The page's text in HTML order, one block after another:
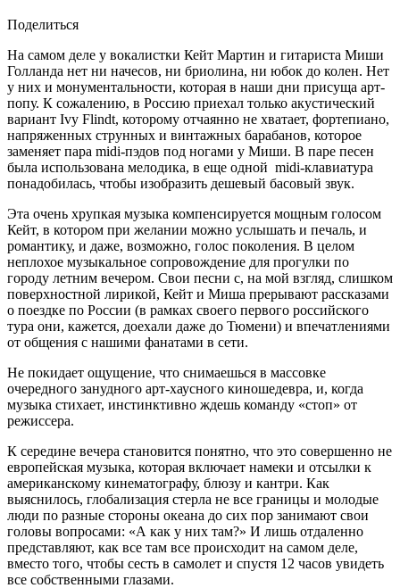
Поделиться
На самом деле у вокалистки Кейт Мартин и гитариста Миши
Голланда нет ни начесов, ни бриолина, ни юбок до колен. Нет
у них и монументальности, которая в наши дни присуща арт-
попу. К сожалению, в Россию приехал только акустический
вариант Ivy Flindt, которому отчаянно не хватает, фортепиано,
напряженных струнных и винтажных барабанов, которое
заменяет пара midi-пэдов под ногами у Миши. В паре песен
была использована мелодика, в еще одной midi-клавиатура
понадобилась, чтобы изобразить дешевый басовый звук.
Эта очень хрупкая музыка компенсируется мощным голосом
Кейт, в котором при желании можно услышать и печаль, и
романтику, и даже, возможно, голос поколения. В целом
неплохое музыкальное сопровождение для прогулки по
городу летним вечером. Свои песни с, на мой взгляд, слишком
поверхностной лирикой, Кейт и Миша прерывают рассказами
о поездке по России (в рамках своего первого российского
тура они, кажется, доехали даже до Тюмени) и впечатлениями
от общения с нашими фанатами в сети.
Не покидает ощущение, что снимаешься в массовке
очередного занудного арт-хаусного киношедевра, и, когда
музыка стихает, инстинктивно ждешь команду «стоп» от
режиссера.
К середине вечера становится понятно, что это совершенно не
европейская музыка, которая включает намеки и отсылки к
американскому кинематографу, блюзу и кантри. Как
выяснилось, глобализация стерла не все границы и молодые
люди по разные стороны океана до сих пор занимают свои
головы вопросами: «А как у них там?» И лишь отдаленно
представляют, как все там все происходит на самом деле,
вместо того, чтобы сесть в самолет и спустя 12 часов увидеть
все собственными глазами.